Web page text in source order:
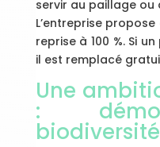
servir au paillage
L’entreprise
reprise à 100 %. Si
il est remplacé
Une
: